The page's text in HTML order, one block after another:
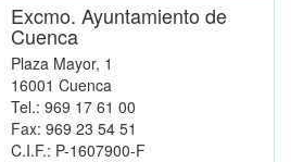
Excmo. Ayuntamiento de
Cuenca
Plaza Mayor, 1
16001 Cuenca
Tel.: 969 17 61 00
Fax: 969 23 54 51
C.I.F.: P-1607900-F